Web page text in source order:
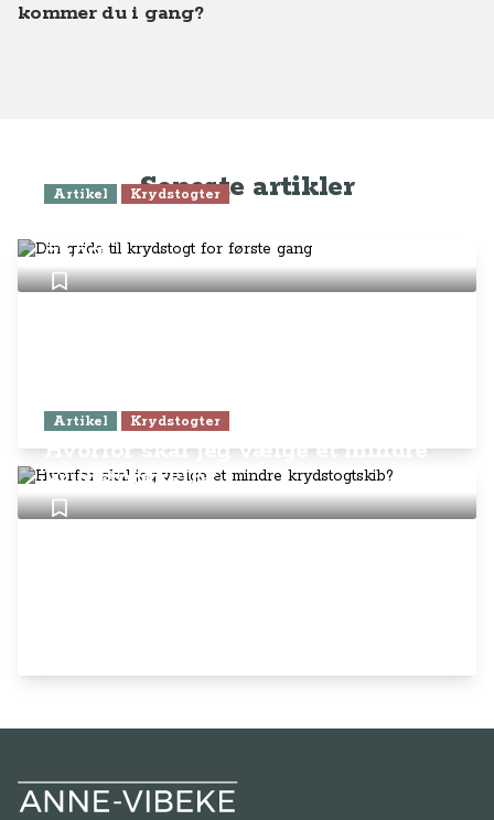
kommer du i gang?
Seneste artikler
Artikel Krydstogter
gang
Artikel Krydstogter
Hvorfor skal jeg vælge et mindre
krydstogtskib?